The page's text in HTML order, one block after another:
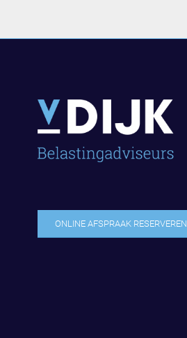
ONLINE AFSPRAAK RESERVEREN